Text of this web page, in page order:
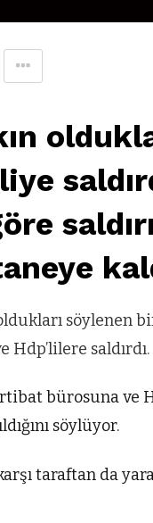
saldırı
oldukları söylenen
saldırdı.
bürosuna ve
söylüyor.
taraftan da